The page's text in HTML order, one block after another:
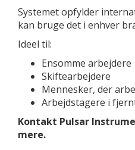
Systemet opfylder
kan bruge det i enhver
Ideel til:
Ensomme arbejdere
Skiftearbejdere
Mennesker, der
Arbejdstagere i
Kontakt Pulsar
mere.